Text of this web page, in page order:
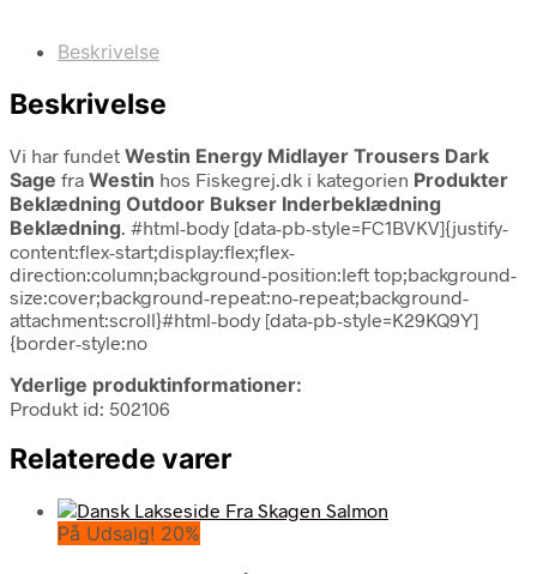
Beskrivelse
Beskrivelse
Vi har fundet Westin Energy Midlayer Trousers Dark
Sage fra Westin hos Fiskegrej.dk i kategorien Produkter
Beklædning Outdoor Bukser Inderbeklædning
Beklædning. #html-body [data-pb-style=FC1BVKV]{justify-
content:flex-start;display:flex;flex-
direction:column;background-position:left top;background-
size:cover;background-repeat:no-repeat;background-
attachment:scroll}#html-body [data-pb-style=K29KQ9Y]
{border-style:no
Yderlige produktinformationer:
Produkt id: 502106
Relaterede varer
På Udsalg! 20%